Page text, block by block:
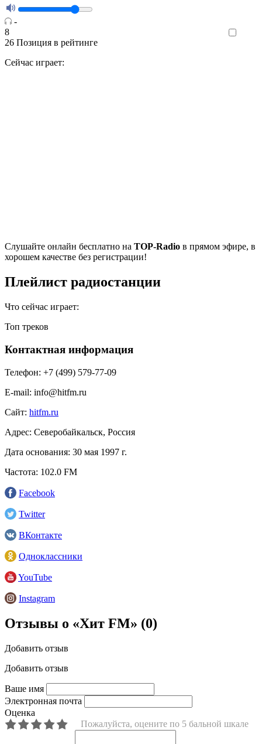
-
8
26 Позиция в рейтинге
Сейчас играет:
Cлушайте онлайн бесплатно на TOP-Radio в прямом эфире, в
хорошем качестве без регистрации!
Плейлист радиостанции
Что сейчас играет:
Топ треков
Контактная информация
Телефон: +7 (499) 579-77-09
E-mail: info@hitfm.ru
Сайт: hitfm.ru
Адрес: Северобайкальск, Россия
Дата основания: 30 мая 1997 г.
Частота: 102.0 FM
Facebook
Twitter
ВКонтакте
Одноклассники
YouTube
Instagram
Отзывы о «Хит FM» (0)
Добавить отзыв
Добавить отзыв
Ваше имя
Электронная почта
Оценка
Пожалуйста, оцените по 5 бальной шкале